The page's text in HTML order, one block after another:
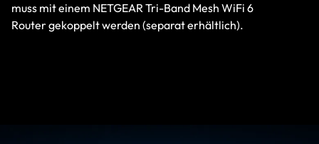
muss mit einem NETGEAR Tri-Band Mesh WiFi 6
Router gekoppelt werden (separat erhältlich).